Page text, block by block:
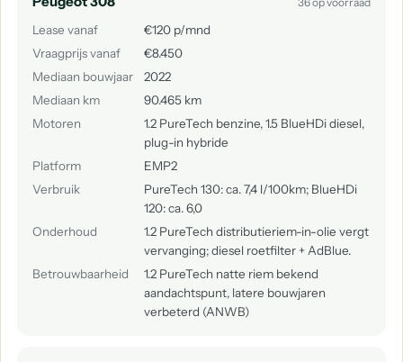
Lease vanaf
€120 p/mnd
Vraagprijs vanaf
€8.450
Mediaan bouwjaar
2022
Mediaan km
90.465 km
Motoren
1.2 PureTech benzine, 1.5 BlueHDi diesel,
plug-in hybride
Platform
EMP2
Verbruik
PureTech 130: ca. 7,4 l/100km; BlueHDi
120: ca. 6,0
Onderhoud
1.2 PureTech distributieriem-in-olie vergt
vervanging; diesel roetfilter + AdBlue.
Betrouwbaarheid
1.2 PureTech natte riem bekend
aandachtspunt, latere bouwjaren
verbeterd (ANWB)